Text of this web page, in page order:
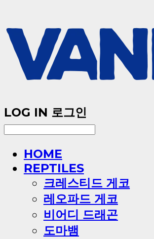
LOG IN 로그인
HOME
REPTILES
크레스티드 게코
레오파드 게코
비어디 드래곤
도마뱀